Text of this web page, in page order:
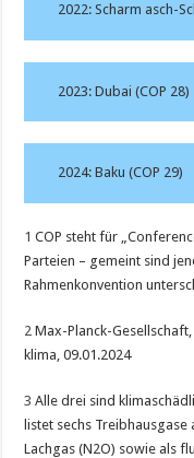
2022: Scharm asch-
2023: Dubai (COP 28)
2024: Baku (COP 29)
1 COP steht für
Parteien – gemeint sind
Rahmenkonvention
2 Max-Planck-
klima, 09.01.2024
3 Alle drei sind
listet sechs Treibhausgase
Lachgas (N2O) sowie als